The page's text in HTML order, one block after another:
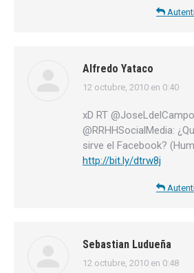
Alfredo Yataco
dice:
12 octubre, 2010 en 0:40
xD RT
@RRHHSocialMedia:
sirve el Facebook?
http://bit.ly/dtrw8j
Sebastian Ludueña
dice:
12 octubre, 2010 en 0:48